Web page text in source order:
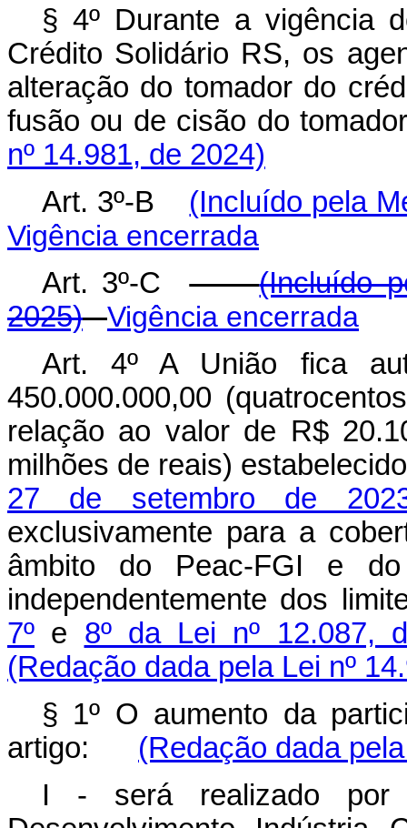
§ 4º Durante a vigência
Crédito Solidário RS, os
alteração do tomador do
fusão ou de cisão do
nº 14.981, de 2024)
Art. 3º-B (Incluído pela
Vigência encerrada
Art. 3º-C
(Incluído
2025)
Vigência encerrada
Art. 4º A União fica
450.000.000,00
relação ao valor de R$
milhões de reais)
27 de setembro de
exclusivamente para a
âmbito do Peac-FGI e
independentemente dos
7º e 8º da Lei nº 12.087,
(Redação dada pela Lei nº
§ 1º O aumento da
artigo: (Redação dada
I - será realizado